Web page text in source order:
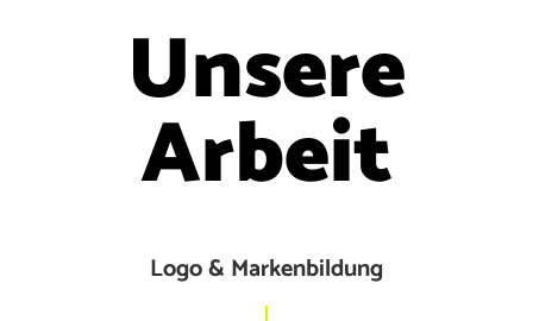
Unsere
Arbeit
Logo & Markenbildung